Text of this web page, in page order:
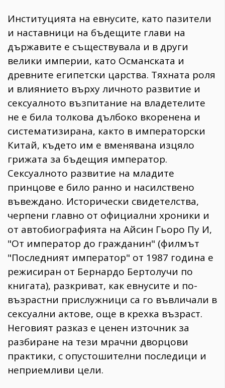
Институцията на евнусите, като пазители
и наставници на бъдещите глави на
държавите е съществувала и в други
велики империи, като Османската и
древните египетски царства. Тяхната роля
и влиянието върху личното развитие и
сексуалното възпитание на владетелите
не е била толкова дълбоко вкоренена и
систематизирана, както в императорски
Китай, където им е вменявана изцяло
грижата за бъдещия император.
Сексуалното развитие на младите
принцове е било ранно и насилствено
въвеждано. Исторически свидетелства,
черпени главно от официални хроники и
от автобиографията на Айсин Гьоро Пу И,
"От император до гражданин" (филмът
"Последният император" от 1987 година е
режисиран от Бернардо Бертолучи по
книгата), разкриват, как евнусите и по-
възрастни прислужници са го въвличали в
сексуални актове, още в крехка възраст.
Неговият разказ е ценен източник за
разбиране на тези мрачни дворцови
практики, с опустошителни последици и
неприемливи цели.